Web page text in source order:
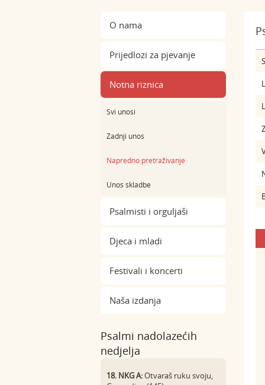
O nama
Prijedlozi za pjevanje
Notna riznica
Svi unosi
Zadnji unos
Napredno pretraživanje
Unos skladbe
Psalmisti i orguljaši
Djeca i mladi
Festivali i koncerti
Naša izdanja
Psalmi nadolazećih
nedjelja
18. NKG A:Otvaraš ruku svoju,